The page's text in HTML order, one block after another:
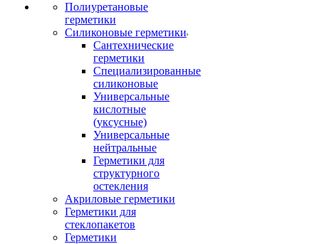
Полиуретановые
герметики
Силиконовые герметики
Сантехнические
герметики
Специализированные
силиконовые
Универсальные
кислотные
(уксусные)
Универсальные
нейтральные
Герметики для
структурного
остекления
Акриловые герметики
Герметики для
стеклопакетов
Герметики